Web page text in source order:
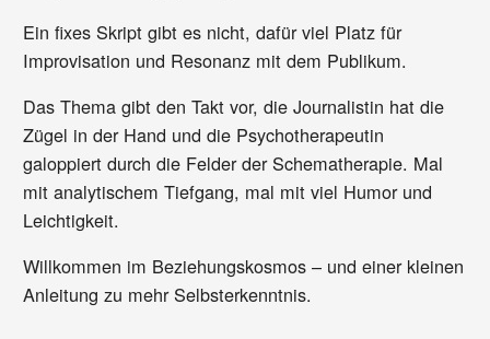
Ein fixes Skript gibt es nicht, dafür viel Platz für
Improvisation und Resonanz mit dem Publikum.
Das Thema gibt den Takt vor, die Journalistin hat die
Zügel in der Hand und die Psychotherapeutin
galoppiert durch die Felder der Schematherapie. Mal
mit analytischem Tiefgang, mal mit viel Humor und
Leichtigkeit.
Willkommen im Beziehungskosmos – und einer kleinen
Anleitung zu mehr Selbsterkenntnis.